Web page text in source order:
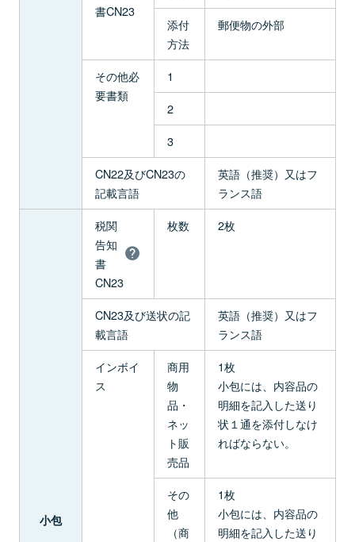
書CN23
添付
方法
郵便物の外部
その他必
要書類
1
2
3
CN22及びCN23の
記載言語
英語（推奨）又はフ
ランス語
小包
税関
告知
書
CN23
枚数 2枚
CN23及び送状の記
載言語
英語（推奨）又はフ
ランス語
インボイ
ス
商用
物
品・
ネッ
ト販
売品
1枚
小包には、内容品の
明細を記入した送り
状１通を添付しなけ
ればならない。
その
他
（商
1枚
小包には、内容品の
明細を記入した送り